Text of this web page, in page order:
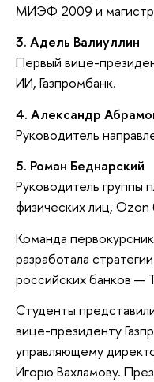
МИЭФ 2009 и
3. Адель Валиуллин
Первый вице-
ИИ, Газпромбанк.
4. Александр
Руководитель
5. Роман Беднарский
Руководитель группы
физических лиц, Ozon
Команда
разработала
российских банков —
Студенты
вице-президенту
управляющему
Игорю Вахламову.